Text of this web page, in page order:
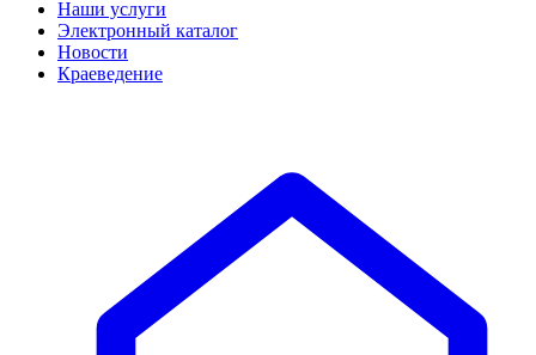
Наши услуги
Электронный каталог
Новости
Краеведение